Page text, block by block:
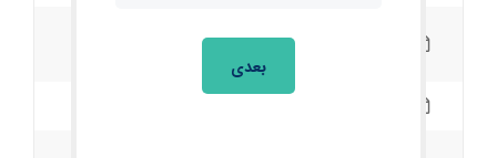
انواع سلکتور ها ( Element Selector , Class
Selector , Id Selector )بعدی